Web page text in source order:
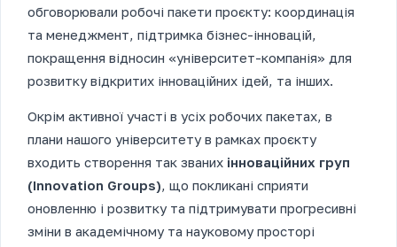
обговорювали робочі пакети проєкту: координація
та менеджмент, підтримка бізнес-інновацій,
покращення відносин «університет-компанія» для
розвитку відкритих інноваційних ідей, та інших.
Окрім активної участі в усіх робочих пакетах, в
плани нашого університету в рамках проєкту
входить створення так званих інноваційних груп
(Innovation Groups), що покликані сприяти
оновленню і розвитку та підтримувати прогресивні
зміни в академічному та науковому просторі